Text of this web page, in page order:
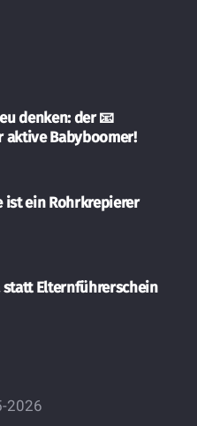
denken: der 📧
aktive Babyboomer!
ist ein Rohrkrepierer
statt Elternführerschein
2026